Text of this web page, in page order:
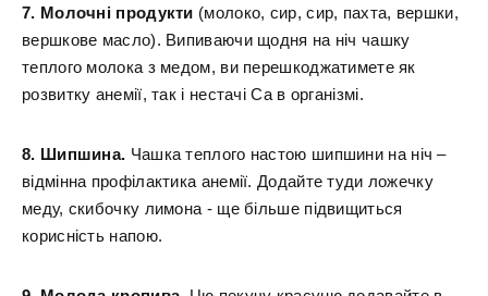
7. Молочні продукти (молоко, сир, сир, пахта, вершки,
вершкове масло). Випиваючи щодня на ніч чашку
теплого молока з медом, ви перешкоджатимете як
розвитку анемії, так і нестачі Са в організмі.
8. Шипшина. Чашка теплого настою шипшини на ніч –
відмінна профілактика анемії. Додайте туди ложечку
меду, скибочку лимона - ще більше підвищиться
корисність напою.